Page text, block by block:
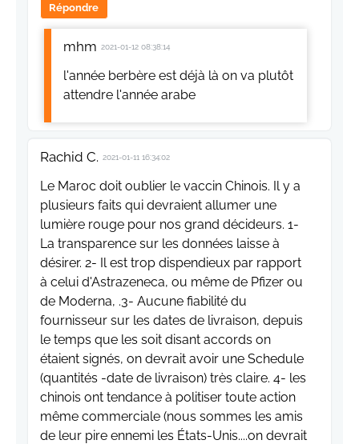
Répondre
mhm 2021-01-12 08:38:14
l'année berbère est déjà là on va plutôt
attendre l'année arabe
Rachid C. 2021-01-11 16:34:02
Le Maroc doit oublier le vaccin Chinois. Il y a
plusieurs faits qui devraient allumer une
lumière rouge pour nos grand décideurs. 1-
La transparence sur les données laisse à
désirer. 2- Il est trop dispendieux par rapport
à celui d'Astrazeneca, ou même de Pfizer ou
de Moderna, .3- Aucune fiabilité du
fournisseur sur les dates de livraison, depuis
le temps que les soit disant accords on
étaient signés, on devrait avoir une Schedule
(quantités -date de livraison) très claire. 4- les
chinois ont tendance à politiser toute action
même commerciale (nous sommes les amis
de leur pire ennemi les États-Unis....on devrait